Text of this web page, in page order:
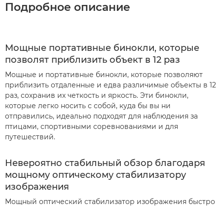
Подробное описание
Мощные портативные бинокли, которые
позволят приблизить объект в 12 раз
Мощные и портативные бинокли, которые позволяют
приблизить отдаленные и едва различимые объекты в 12
раз, сохранив их четкость и яркость. Эти бинокли,
которые легко носить с собой, куда бы вы ни
отправились, идеально подходят для наблюдения за
птицами, спортивными соревнованиями и для
путешествий.
Невероятно стабильный обзор благодаря
мощному оптическому стабилизатору
изображения
Мощный оптический стабилизатор изображения быстро